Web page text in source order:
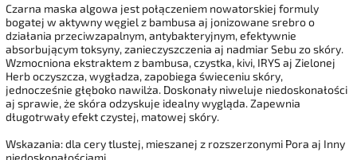
Czarna maska algowa jest połączeniem nowatorskiej formuly
bogatej w aktywny węgiel z bambusa aj jonizowane srebro o
działania przeciwzapalnym, antybakteryjnym, efektywnie
absorbującym toksyny, zanieczyszczenia aj nadmiar Sebu zo skóry.
Wzmocniona ekstraktem z bambusa, czystka, kivi, IRYS aj Zielonej
Herb oczyszcza, wygładza, zapobiega świeceniu skóry,
jednocześnie głęboko nawilża. Doskonały niweluje niedoskonałości
aj sprawie, że skóra odzyskuje idealny wygląda. Zapewnia
długotrwały efekt czystej, matowej skóry.
Wskazania: dla cery tlustej, mieszanej z rozszerzonymi Pora aj Inny
niedoskonałościami.